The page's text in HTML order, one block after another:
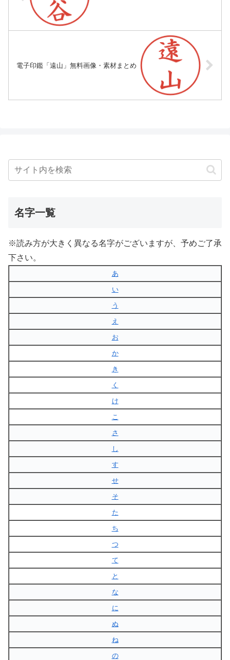
電子印鑑「遠山」無料画像・素材まとめ
名字一覧
※読み方が大きく異なる名字がございますが、予めご了承
下さい。
あ
い
う
え
お
か
き
く
け
こ
さ
し
す
せ
そ
た
ち
つ
て
と
な
に
ぬ
ね
の